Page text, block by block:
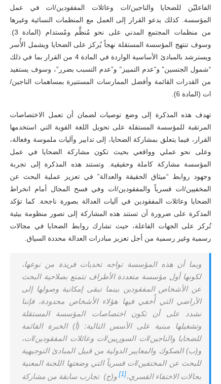
الفاعليّن للضحايا والناجين/ات وعائلات المفقودين/ات في عمل
المؤسسة. كذلك يدعو القرار إلى العمل مع المنظمات النسائية وغيرها
من منظمات المجتمع المدني على نحو مُنظَّم ومُستدام (المادة 3).
وسوف تنتهج المؤسسة المستقلة نهجاً يُركز على الضحايا ويشمل الأُسر
ويسترشد بالمبادئ الأساسية الواردة في المادة 4 من القرار بما في ذلك
“شمول الجنسين” و”عدم التمييز” و”عدم التسبب بضرر”، وسوف يستفيد
من القدرات القائمة وأفضل الممارسات المستنيرة بمساهمات الناجين/
ات (المادة 6).
تهدف هذه المذكرة إلى وضع توصيات لضمان أن تعمل الاختصاصات
المرتقبة للمؤسسة المستقلة على تحويل اللغة القوية التي استخدمها
القرار، فيما يتعلق بمشاركة الضحايا، إلى تدابير وآليات ملموسة وفعالة،
وعلى نحو عملي وواقعي بحيث تكون مشاركة الضحايا في عمل
المؤسسة مشاركة كاملة وحقيقية. وتستند هذه المذكرة إلى تجربة
وجهود روابط “ميثاق الحقيقة والعدالة” في تعزيز عملية البحث عن
المخفيين/ات قسرياً والمفقودين/ات وفي فسح المجال أمام انخراط
الضحايا وعائلات المفقودين في آليات العدالة بصورة ناجحة. كما تؤكد
المذكرة على ضرورة أن تستند هذه المشاركة إلى تصور منظومة بيئية
تُركز على الجهات الفاعلة، حيث تشارك روابط الضحايا في مجالات
رسمية وغير رسمية من أجل تعزيز مبادرات العدالة محددة السياق.
وبما أن هذه المؤسسة تواجه تحديات فريدة من نوعها،
لكونها أول مؤسسة متعددة الأطراف تتمتع بصلاحية البحث
عن الأشخاص المفقودين بينما تبقى إمكانية وصولها إلى
الأراضي التي أُخفي فيها هؤلاء الأشخاص محدودة، فإننا
نشدد على أن تكون اختصاصات المؤسسة المستقلة
وتشغيلها مبنية على الأسس التالية: (أ) الخبرة القائمة
للضحايا والناجين/ات السوريين/ات وعائلات المفقودين/ات،
و(ب) الصكوك والمعايير الدولية من قبيل المبادئ التوجيهية
للبحث عن المختفين/ات قسرياً التي وضعتها اللجنة المعنية
بحالات الاختفاء القسري،[1]
و(ج) تجارب سابقة من مشاركة